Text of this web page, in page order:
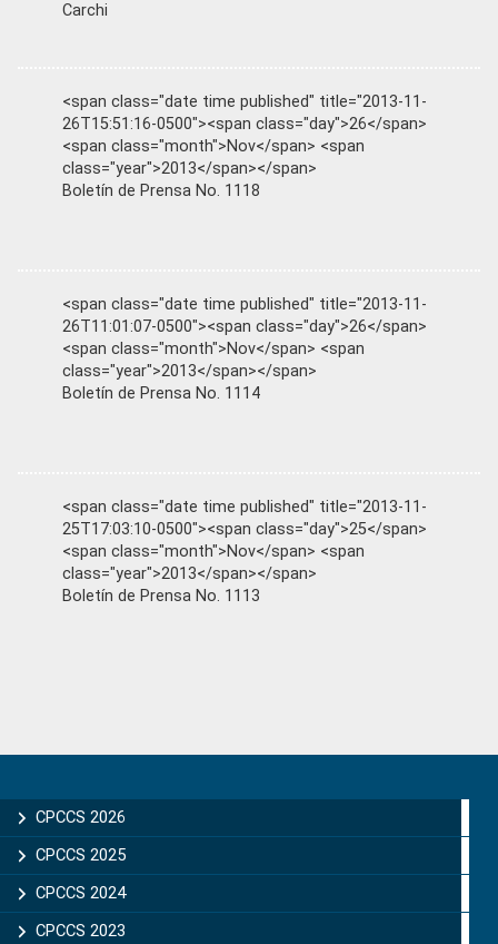
Carchi
<span class="date time published" title="2013-11-
26T15:51:16-0500"><span class="day">26</span>
<span class="month">Nov</span> <span
class="year">2013</span></span>
Boletín de Prensa No. 1118
<span class="date time published" title="2013-11-
26T11:01:07-0500"><span class="day">26</span>
<span class="month">Nov</span> <span
class="year">2013</span></span>
Boletín de Prensa No. 1114
<span class="date time published" title="2013-11-
25T17:03:10-0500"><span class="day">25</span>
<span class="month">Nov</span> <span
class="year">2013</span></span>
Boletín de Prensa No. 1113
Sidebar
CPCCS 2026
CPCCS 2025
CPCCS 2024
CPCCS 2023